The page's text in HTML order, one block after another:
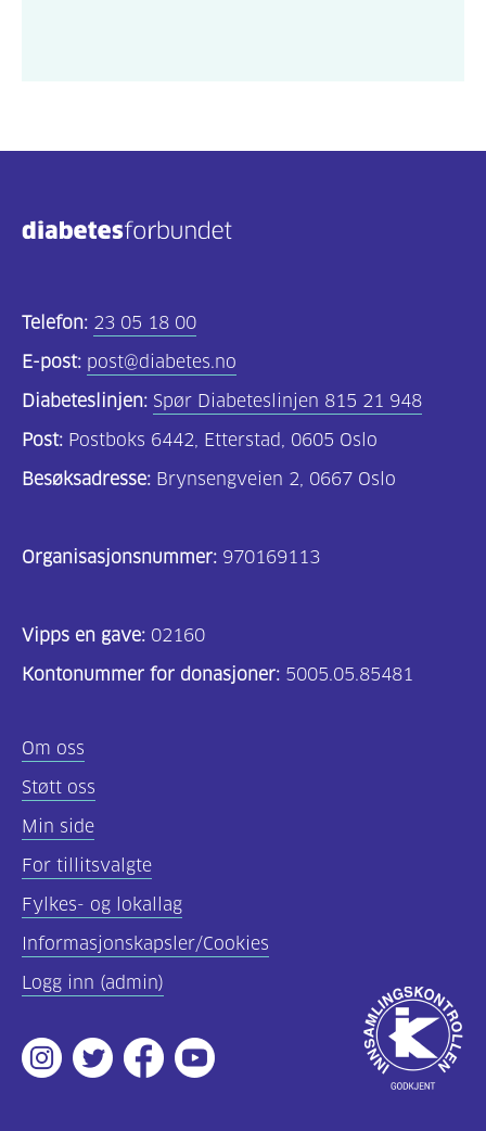
Telefon: 23 05 18 00
E-post: post@diabetes.no
Diabeteslinjen: Spør Diabeteslinjen 815 21 948
Post: Postboks 6442, Etterstad, 0605 Oslo
Besøksadresse: Brynsengveien 2, 0667 Oslo
Organisasjonsnummer: 970169113
Vipps en gave: 02160
Kontonummer for donasjoner: 5005.05.85481
Om oss
Støtt oss
Min side
For tillitsvalgte
Fylkes- og lokallag
Informasjonskapsler/Cookies
Logg inn (admin)
Instagram
TwitterFacebookYoutube
Godkjent
av